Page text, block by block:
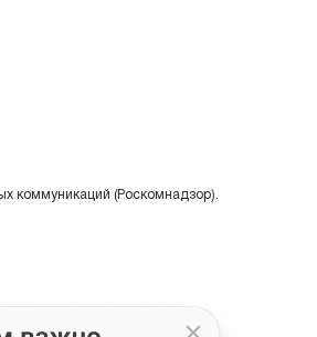
коммуникаций (Роскомнадзор).